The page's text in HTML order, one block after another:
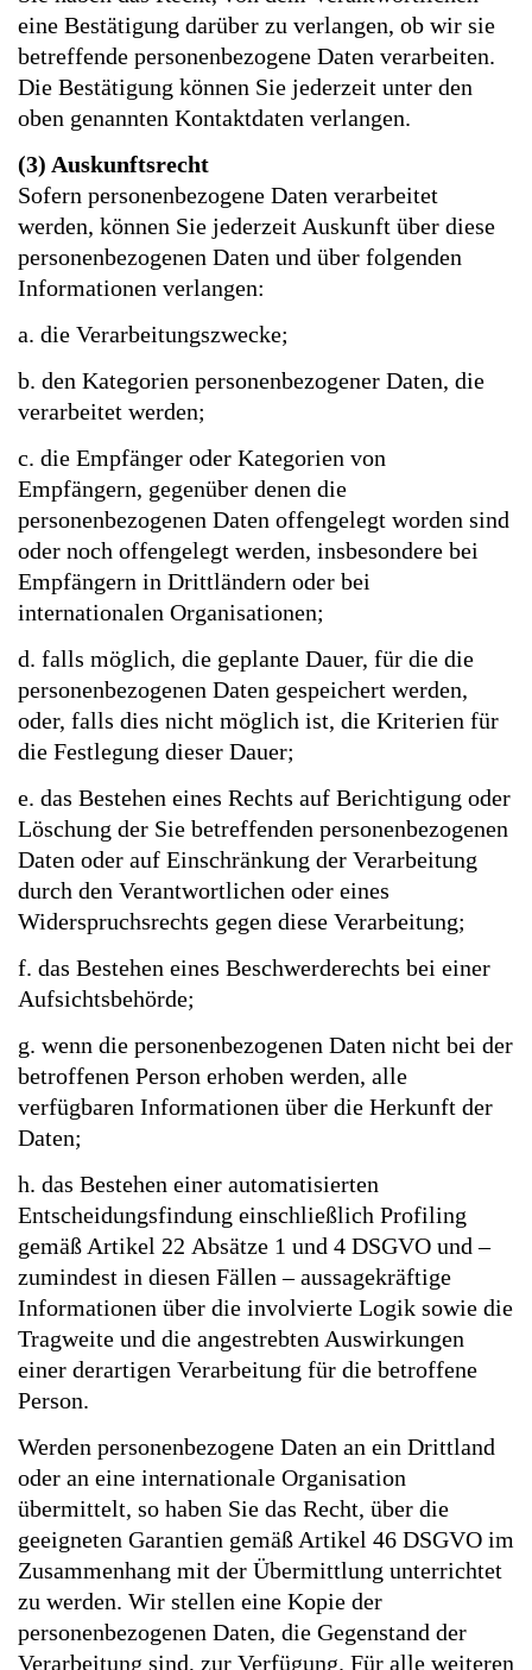
eine Bestätigung darüber zu verlangen, ob wir sie
betreffende personenbezogene Daten verarbeiten.
Die Bestätigung können Sie jederzeit unter den
oben genannten Kontaktdaten verlangen.
(3) Auskunftsrecht
Sofern personenbezogene Daten verarbeitet
werden, können Sie jederzeit Auskunft über diese
personenbezogenen Daten und über folgenden
Informationen verlangen:
a. die Verarbeitungszwecke;
b. den Kategorien personenbezogener Daten, die
verarbeitet werden;
c. die Empfänger oder Kategorien von
Empfängern, gegenüber denen die
personenbezogenen Daten offengelegt worden sind
oder noch offengelegt werden, insbesondere bei
Empfängern in Drittländern oder bei
internationalen Organisationen;
d. falls möglich, die geplante Dauer, für die die
personenbezogenen Daten gespeichert werden,
oder, falls dies nicht möglich ist, die Kriterien für
die Festlegung dieser Dauer;
e. das Bestehen eines Rechts auf Berichtigung oder
Löschung der Sie betreffenden personenbezogenen
Daten oder auf Einschränkung der Verarbeitung
durch den Verantwortlichen oder eines
Widerspruchsrechts gegen diese Verarbeitung;
f. das Bestehen eines Beschwerderechts bei einer
Aufsichtsbehörde;
g. wenn die personenbezogenen Daten nicht bei der
betroffenen Person erhoben werden, alle
verfügbaren Informationen über die Herkunft der
Daten;
h. das Bestehen einer automatisierten
Entscheidungsfindung einschließlich Profiling
gemäß Artikel 22 Absätze 1 und 4 DSGVO und –
zumindest in diesen Fällen – aussagekräftige
Informationen über die involvierte Logik sowie die
Tragweite und die angestrebten Auswirkungen
einer derartigen Verarbeitung für die betroffene
Person.
Werden personenbezogene Daten an ein Drittland
oder an eine internationale Organisation
übermittelt, so haben Sie das Recht, über die
geeigneten Garantien gemäß Artikel 46 DSGVO im
Zusammenhang mit der Übermittlung unterrichtet
zu werden. Wir stellen eine Kopie der
personenbezogenen Daten, die Gegenstand der
Verarbeitung sind, zur Verfügung. Für alle weiteren